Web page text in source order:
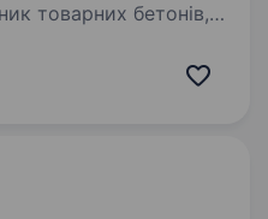
товарних бетонів,
на вахтовий